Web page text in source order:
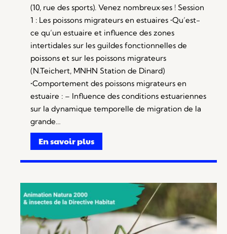
(10, rue des sports). Venez nombreux·ses ! Session
1 : Les poissons migrateurs en estuaires •Qu’est-
ce qu’un estuaire et influence des zones
intertidales sur les guildes fonctionnelles de
poissons et sur les poissons migrateurs
(N.Teichert, MNHN Station de Dinard)
•Comportement des poissons migrateurs en
estuaire : – Influence des conditions estuariennes
sur la dynamique temporelle de migration de la
grande…
En savoir plus